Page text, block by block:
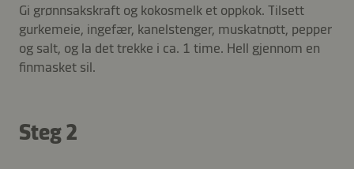
Gi grønnsakskraft og kokosmelk et oppkok. Tilsett
gurkemeie, ingefær, kanelstenger, muskatnøtt, pepper
og salt, og la det trekke i ca. 1 time. Hell gjennom en
finmasket sil.
Steg 2